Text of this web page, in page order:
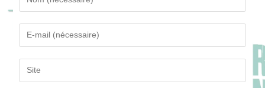
your
name
comment
Enter
your
email
address
Saisir
l’URL